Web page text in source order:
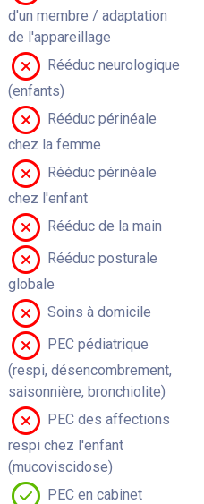
d'un membre / adaptation
de l'appareillage
Rééduc neurologique
(enfants)
Rééduc périnéale
chez la femme
Rééduc périnéale
chez l'enfant
Rééduc de la main
Rééduc posturale
globale
Soins à domicile
PEC pédiatrique
(respi, désencombrement,
saisonnière, bronchiolite)
PEC des affections
respi chez l'enfant
(mucoviscidose)
PEC en cabinet